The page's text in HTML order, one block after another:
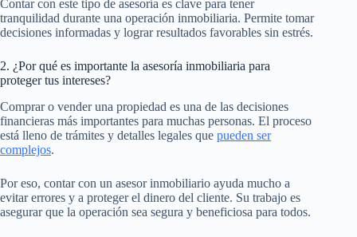
Contar con este tipo de asesoría es clave para tener
tranquilidad durante una operación inmobiliaria. Permite tomar
decisiones informadas y lograr resultados favorables sin estrés.
2. ¿Por qué es importante la asesoría inmobiliaria para
proteger tus intereses?
Comprar o vender una propiedad es una de las decisiones
financieras más importantes para muchas personas. El proceso
está lleno de trámites y detalles legales que pueden ser
complejos.
Por eso, contar con un asesor inmobiliario ayuda mucho a
evitar errores y a proteger el dinero del cliente. Su trabajo es
asegurar que la operación sea segura y beneficiosa para todos.